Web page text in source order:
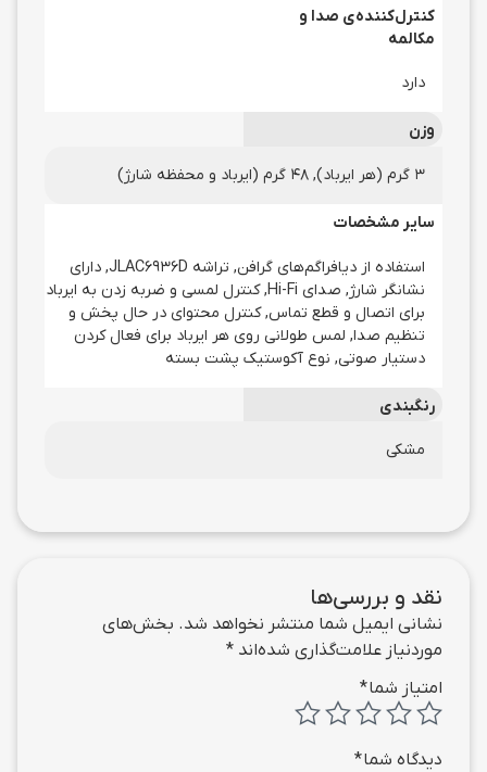
کنترل‌کننده‌ی صدا و
مکالمه
دارد
وزن
3 گرم (هر ایرباد), 48 گرم (ایرباد و محفظه شارژ)
سایر مشخصات
استفاده از دیافراگم‌های گرافن, تراشه JLAC6936D, دارای
نشانگر شارژ, صدای Hi-Fi, کنترل لمسی و ضربه زدن به ایرباد
برای اتصال و قطع تماس, کنترل محتوای در حال پخش و
تنظیم صدا, لمس طولانی روی هر ایرباد برای فعال کردن
دستیار صوتی, نوع آکوستیک پشت بسته
رنگبندی
مشکی
نقد و بررسی‌ها
نشانی ایمیل شما منتشر نخواهد شد. بخش‌های
موردنیاز علامت‌گذاری شده‌اند *
امتیاز شما*
دیدگاه شما*